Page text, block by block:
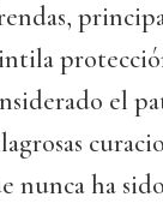
el
nunca ha